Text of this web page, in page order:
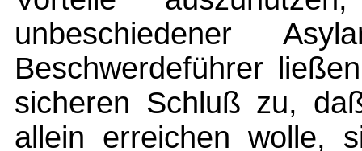
unbeschiedener
Beschwerdeführer
sicheren Schluß zu,
allein erreichen wolle,